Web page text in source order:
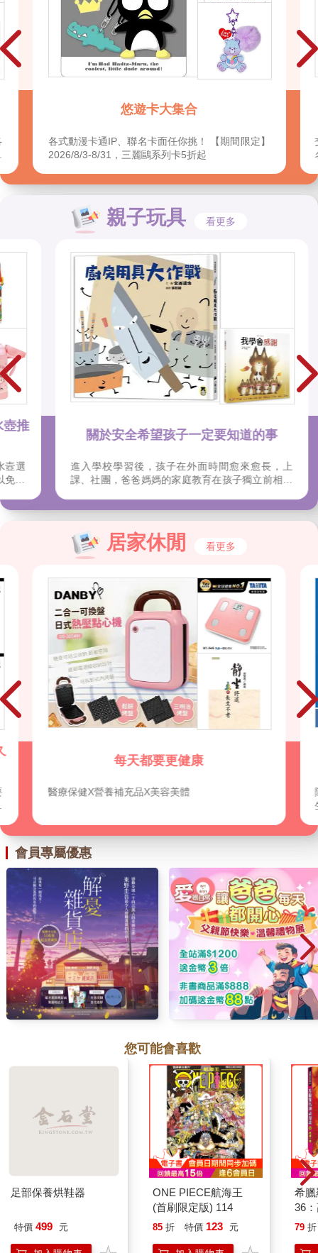
悠遊卡大集合
各式動漫卡通IP、聯名卡面任你挑！ 【期間限定】
2026/8/3-8/31，三麗鷗系列卡5折起
親子玩具 看更多
關於安全希望孩子一定要知道的事
進入學校學習後，孩子在外面時間愈來愈長，上
課、社團，爸爸媽媽的家庭教育在孩子獨立前相當
重要；孩子對自己與他人的認知是經過時間與經歷
的認知。
居家休閒 看更多
每天都要更健康
醫療保健X營養補充品X美容美體
會員專屬優惠
您可能會喜歡
足部保養烘鞋器
特價 499 元
ONE PIECE航海王
(首刷限定版) 114
85 折 特價 123 元
希
36
79 折